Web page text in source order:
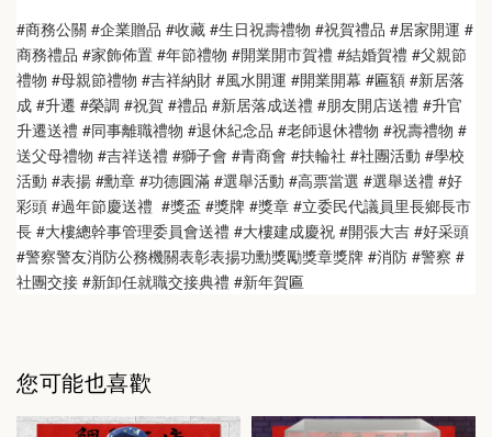
#商務公關 #企業贈品 #收藏 #生日祝壽禮物 #祝賀禮品 #居家開運 #
商務禮品 #家飾佈置 #年節禮物 #開業開市賀禮 #結婚賀禮 #父親節
禮物 #母親節禮物 #吉祥納財 #風水開運 #開業開幕 #匾額 #新居落
成 #升遷 #榮調 #祝賀 #禮品 #新居落成送禮 #朋友開店送禮 #升官
升遷送禮 #同事離職禮物 #退休紀念品 #老師退休禮物 #祝壽禮物 #
送父母禮物 #吉祥送禮 #獅子會 #青商會 #扶輪社 #社團活動 #學校
活動 #表揚 #勳章 #功德圓滿 #選舉活動 #高票當選 #選舉送禮 #好
彩頭 #過年節慶送禮  #獎盃 #獎牌 #獎章 #立委民代議員里長鄉長市
長 #大樓總幹事管理委員會送禮 #大樓建成慶祝 #開張大吉 #好采頭
#警察警友消防公務機關表彰表揚功勳獎勵獎章獎牌 #消防 #警察 #
社團交接 #新卸任就職交接典禮 #新年賀匾
您可能也喜歡